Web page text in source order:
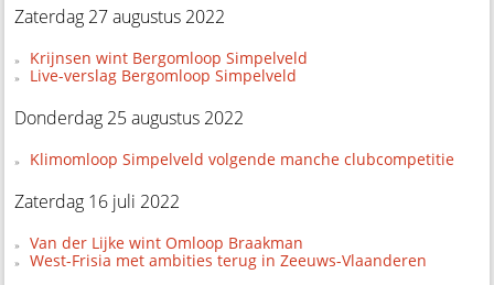
Zaterdag 27 augustus 2022
Krijnsen wint Bergomloop Simpelveld
Live-verslag Bergomloop Simpelveld
Donderdag 25 augustus 2022
Klimomloop Simpelveld volgende manche clubcompetitie
Zaterdag 16 juli 2022
Van der Lijke wint Omloop Braakman
West-Frisia met ambities terug in Zeeuws-Vlaanderen